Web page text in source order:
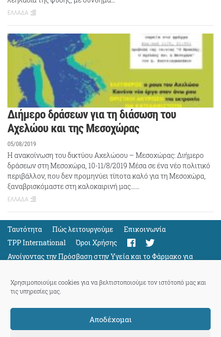
Χρησιμοποιούμε cookies για να βελτιστοποιούμε τον ιστότοπό μας και
τις υπηρεσίες μας.
Αποδέχομαι
ΕΛΛΑΔΑ
Διήμερο δράσεων για τη διάσωση του
Αχελώου και της Μεσοχώρας
05/08/2019
Η ανακοίνωση του δικτύου Αχελώοου – Μεσοχώρας: Διήμερο
δράσεων στη Μεσοχώρα, 10-11/8/2019 Μέσα σε ένα νέο πολιτικό
περιβάλλον, που δεν προμηνύει τίποτα καλό για τη Μεσοχώρα,
ξαναβρισκόμαστε στη καλοκαιρινή μας……
ΕΛΛΑΔΑ
Ταυτότητα Πώς λειτουργούμε
Eπικοινωνία
TPP International
Όροι Χρήσης
Ανοίγοντας την Πρόσβαση στην Υγεία και το Φάρμακο για
Όλους
Support
ThePressProject